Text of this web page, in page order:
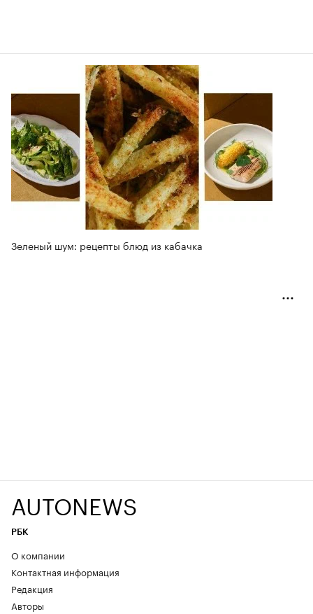
Зеленый шум: рецепты блюд из кабачка
AUTONEWS
РБК
О компании
Контактная информация
Редакция
Авторы